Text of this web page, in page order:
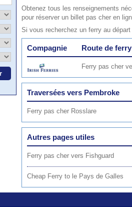
Obtenez tous les renseignements
pour réserver un billet pas cher en
Si vous recherchez un ferry au
Compagnie Route de
Ferry pas cher
Traversées vers Pembroke
Ferry pas cher Rosslare
Autres pages utiles
Ferry pas cher vers Fishguard
Cheap Ferry to le Pays de Galles